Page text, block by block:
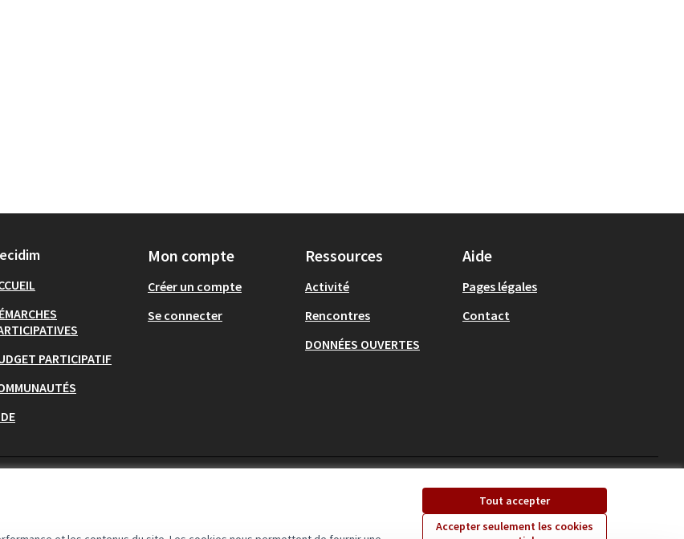
Tout accepter
Accepter seulement les cookies
PARTICIPATIF
Mon compte
Créer un compte
Se connecter
Ressources
Activité
Rencontres
DONNÉES OUVERTES
Aide
Pages légales
Contact
(Lien externe)(Lien externe)